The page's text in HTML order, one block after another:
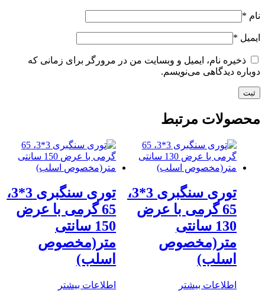
نام *
ایمیل *
ذخیره نام، ایمیل و وبسایت من در مرورگر برای زمانی که
دوباره دیدگاهی می‌نویسم.
محصولات مرتبط
توری سنگبری 3*3،
65 گرمی با عرض
130 سانتی
متر(مخصوص
اسلب)
اطلاعات بیشتر
توری سنگبری 3*3،
65 گرمی با عرض
150 سانتی
متر(مخصوص
اسلب)
اطلاعات بیشتر